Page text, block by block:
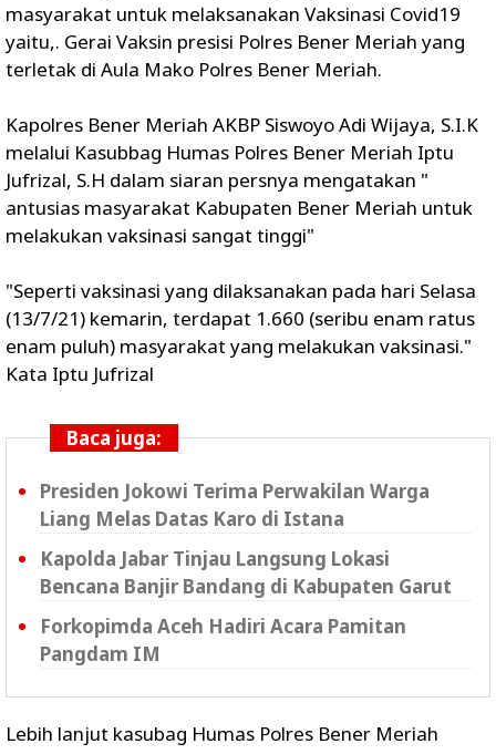
masyarakat untuk melaksanakan Vaksinasi Covid19
yaitu,. Gerai Vaksin presisi Polres Bener Meriah yang
terletak di Aula Mako Polres Bener Meriah.
Kapolres Bener Meriah AKBP Siswoyo Adi Wijaya, S.I.K
melalui Kasubbag Humas Polres Bener Meriah Iptu
Jufrizal, S.H dalam siaran persnya mengatakan "
antusias masyarakat Kabupaten Bener Meriah untuk
melakukan vaksinasi sangat tinggi"
"Seperti vaksinasi yang dilaksanakan pada hari Selasa
(13/7/21) kemarin, terdapat 1.660 (seribu enam ratus
enam puluh) masyarakat yang melakukan vaksinasi."
Kata Iptu Jufrizal
Baca juga:
Presiden Jokowi Terima Perwakilan Warga
Liang Melas Datas Karo di Istana
Kapolda Jabar Tinjau Langsung Lokasi
Bencana Banjir Bandang di Kabupaten Garut
Forkopimda Aceh Hadiri Acara Pamitan
Pangdam IM
Lebih lanjut kasubag Humas Polres Bener Meriah